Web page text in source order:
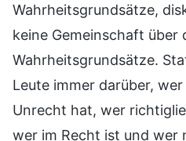
Wahrheitsgrundsätze,
keine Gemeinschaft über
Wahrheitsgrundsätze.
Leute immer darüber,
Unrecht hat, wer
wer im Recht ist und wer